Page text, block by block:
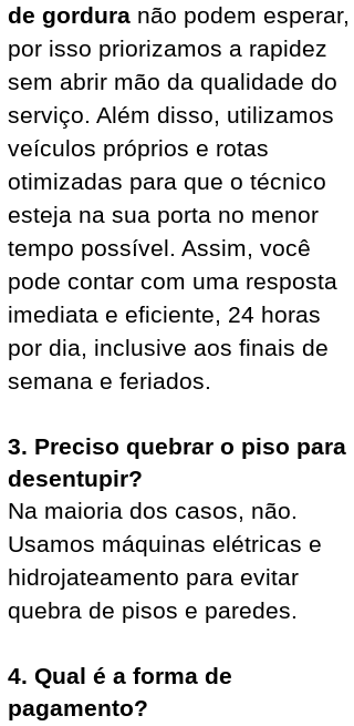
de gordura não podem esperar,
por isso priorizamos a rapidez
sem abrir mão da qualidade do
serviço. Além disso, utilizamos
veículos próprios e rotas
otimizadas para que o técnico
esteja na sua porta no menor
tempo possível. Assim, você
pode contar com uma resposta
imediata e eficiente, 24 horas
por dia, inclusive aos finais de
semana e feriados.
3. Preciso quebrar o piso para
desentupir?
Na maioria dos casos, não.
Usamos máquinas elétricas e
hidrojateamento para evitar
quebra de pisos e paredes.
4. Qual é a forma de
pagamento?